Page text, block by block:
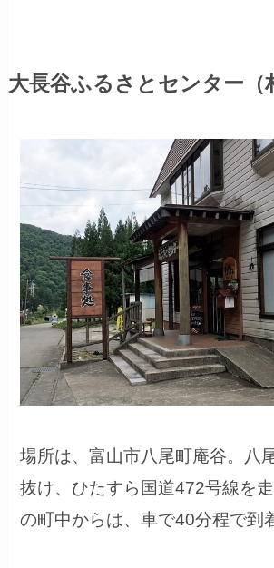
大長谷ふるさとセンター（
場所は、富山市八尾町庵谷。八
抜け、ひたすら国道472号線を
の町中からは、車で40分程で到